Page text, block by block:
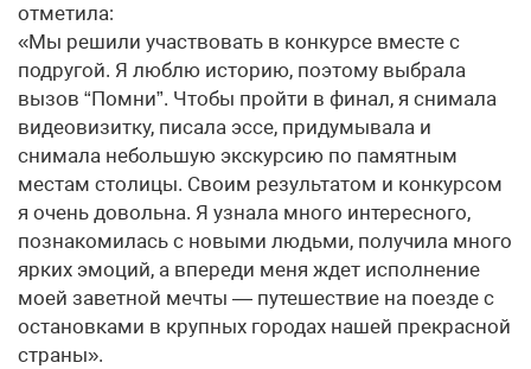
отметила:
«Мы решили участвовать в конкурсе вместе с
подругой. Я люблю историю, поэтому выбрала
вызов “Помни”. Чтобы пройти в финал, я снимала
видеовизитку, писала эссе, придумывала и
снимала небольшую экскурсию по памятным
местам столицы. Своим результатом и конкурсом
я очень довольна. Я узнала много интересного,
познакомилась с новыми людьми, получила много
ярких эмоций, а впереди меня ждет исполнение
моей заветной мечты — путешествие на поезде с
остановками в крупных городах нашей прекрасной
страны».